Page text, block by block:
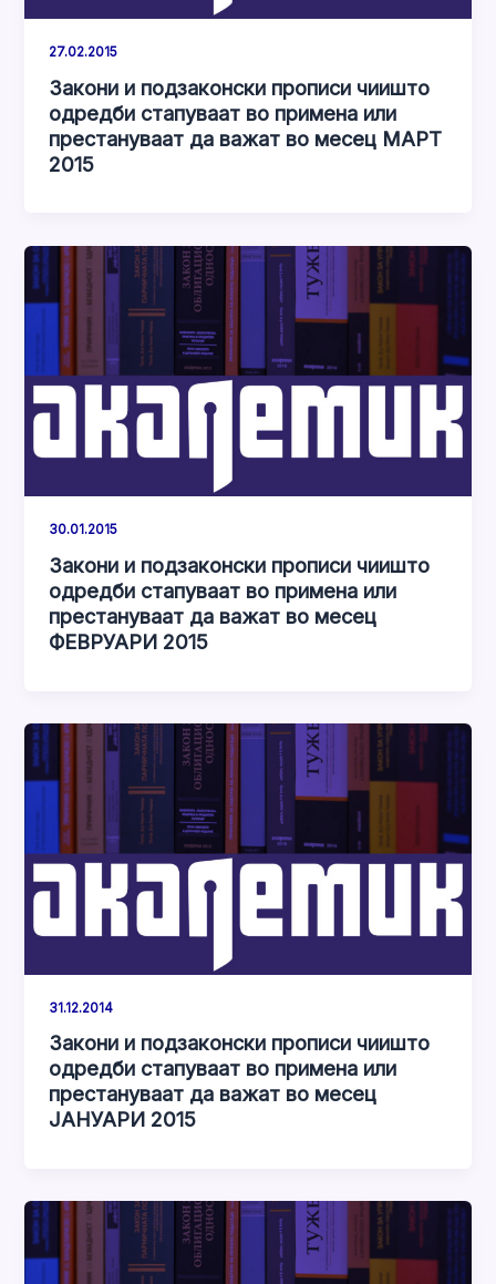
27.02.2015
Закони и подзаконски прописи чиишто
одредби стапуваат во примена или
престануваат да важат во месец МАРТ
2015
30.01.2015
Закони и подзаконски прописи чиишто
одредби стапуваат во примена или
престануваат да важат во месец
ФЕВРУАРИ 2015
31.12.2014
Закони и подзаконски прописи чиишто
одредби стапуваат во примена или
престануваат да важат во месец
ЈАНУАРИ 2015